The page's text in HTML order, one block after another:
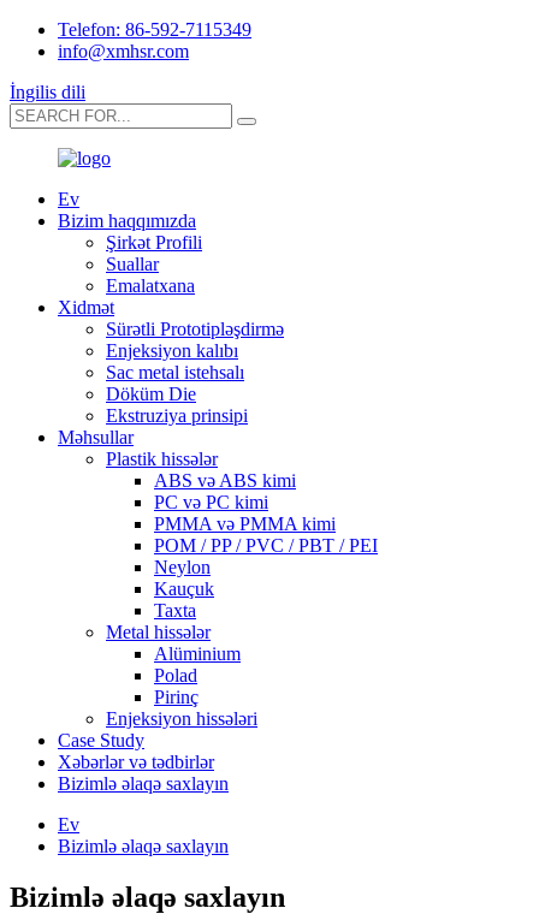
Telefon: 86-592-7115349
info@xmhsr.com
İngilis dili
Ev
Bizim haqqımızda
Şirkət Profili
Suallar
Emalatxana
Xidmət
Sürətli Prototipləşdirmə
Enjeksiyon kalıbı
Sac metal istehsalı
Döküm Die
Ekstruziya prinsipi
Məhsullar
Plastik hissələr
ABS və ABS kimi
PC və PC kimi
PMMA və PMMA kimi
POM / PP / PVC / PBT / PEI
Neylon
Kauçuk
Taxta
Metal hissələr
Alüminium
Polad
Pirinç
Enjeksiyon hissələri
Case Study
Xəbərlər və tədbirlər
Bizimlə əlaqə saxlayın
Ev
Bizimlə əlaqə saxlayın
Bizimlə əlaqə saxlayın